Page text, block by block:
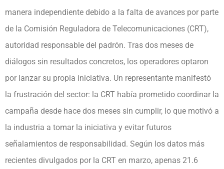
manera independiente debido a la falta de avances por parte
de la Comisión Reguladora de Telecomunicaciones (CRT),
autoridad responsable del padrón. Tras dos meses de
diálogos sin resultados concretos, los operadores optaron
por lanzar su propia iniciativa. Un representante manifestó
la frustración del sector: la CRT había prometido coordinar la
campaña desde hace dos meses sin cumplir, lo que motivó a
la industria a tomar la iniciativa y evitar futuros
señalamientos de responsabilidad. Según los datos más
recientes divulgados por la CRT en marzo, apenas 21.6